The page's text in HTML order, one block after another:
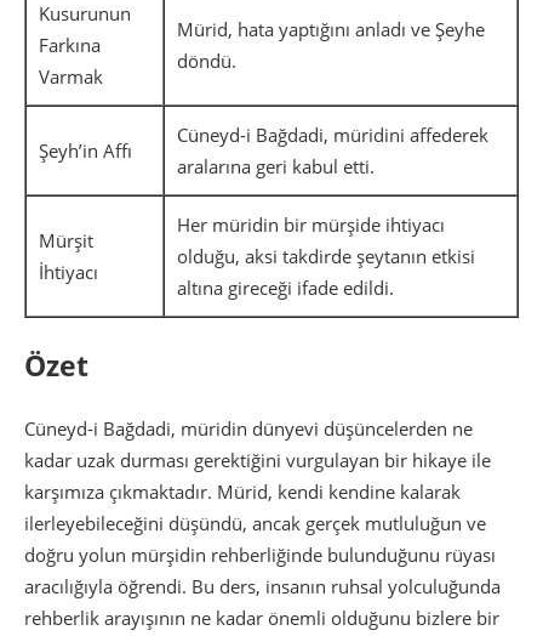
Kusurunun
Farkına
Varmak
Mürid, hata yaptığını anladı ve Şeyhe
döndü.
Şeyh’in Affı
Cüneyd-i Bağdadi, müridini affederek
aralarına geri kabul etti.
Mürşit
İhtiyacı
Her müridin bir mürşide ihtiyacı
olduğu, aksi takdirde şeytanın etkisi
altına gireceği ifade edildi.
Özet
Cüneyd-i Bağdadi, müridin dünyevi düşüncelerden ne
kadar uzak durması gerektiğini vurgulayan bir hikaye ile
karşımıza çıkmaktadır. Mürid, kendi kendine kalarak
ilerleyebileceğini düşündü, ancak gerçek mutluluğun ve
doğru yolun mürşidin rehberliğinde bulunduğunu rüyası
aracılığıyla öğrendi. Bu ders, insanın ruhsal yolculuğunda
rehberlik arayışının ne kadar önemli olduğunu bizlere bir